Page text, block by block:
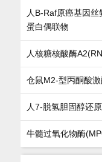
人B-Raf原癌基因
蛋白偶联物
人核糖核酸酶
仓鼠M2-型丙酮酸
人7-脱氢胆固醇还
牛髓过氧化物酶